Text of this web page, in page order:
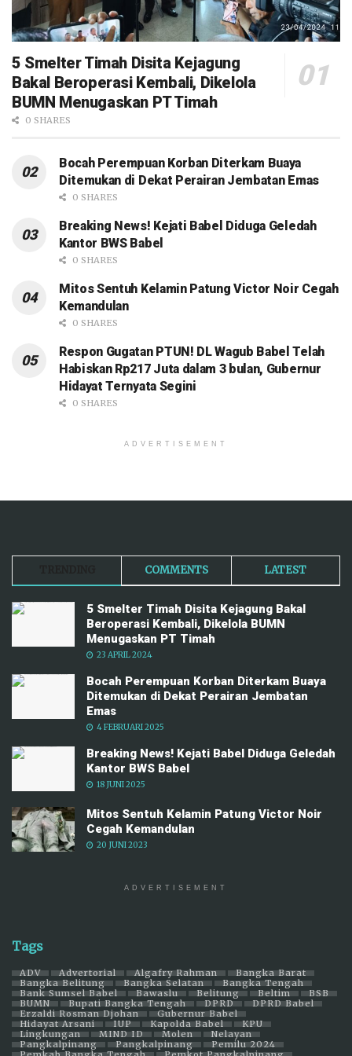
5 Smelter Timah Disita Kejagung
Bakal Beroperasi Kembali, Dikelola
BUMN Menugaskan PT Timah
0 SHARES
Bocah Perempuan Korban Diterkam Buaya
Ditemukan di Dekat Perairan Jembatan Emas
0 SHARES
Breaking News! Kejati Babel Diduga Geledah
Kantor BWS Babel
0 SHARES
Mitos Sentuh Kelamin Patung Victor Noir Cegah
Kemandulan
0 SHARES
Respon Gugatan PTUN! DL Wagub Babel Telah
Habiskan Rp217 Juta dalam 3 bulan, Gubernur
Hidayat Ternyata Segini
0 SHARES
ADVERTISEMENT
COMMENTS LATEST
5 Smelter Timah Disita Kejagung Bakal
Beroperasi Kembali, Dikelola BUMN
Menugaskan PT Timah
23 APRIL 2024
Bocah Perempuan Korban Diterkam Buaya
Ditemukan di Dekat Perairan Jembatan
Emas
4 FEBRUARI 2025
Breaking News! Kejati Babel Diduga Geledah
Kantor BWS Babel
18 JUNI 2025
Mitos Sentuh Kelamin Patung Victor Noir
Cegah Kemandulan
20 JUNI 2023
ADVERTISEMENT
Tags
ADV Advertorial Algafry Rahman
Bangka Barat
Bangka Belitung
Bangka Selatan
Bangka Tengah
Bank Sumsel Babel
Bawaslu Belitung Beltim
BSB
BUMN
Bupati Bangka Tengah DPRD
DPRD Babel
Erzaldi Rosman Djohan
Gubernur Babel
Hidayat Arsani
IUP Kapolda Babel
KPU
Lingkungan
MIND ID Molen
Nelayan
Pangkalpinang
Pangkalpinang
Pemilu 2024